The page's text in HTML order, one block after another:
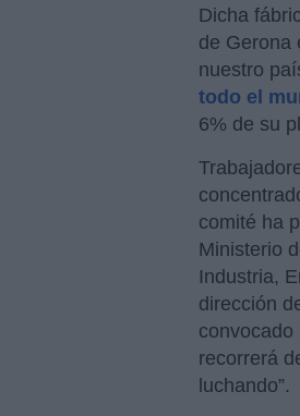
Dicha
de Gerona
nuestro
todo el
6% de su
comité ha
Ministerio
Industria,
dirección
convocado
recorrerá
luchando”.